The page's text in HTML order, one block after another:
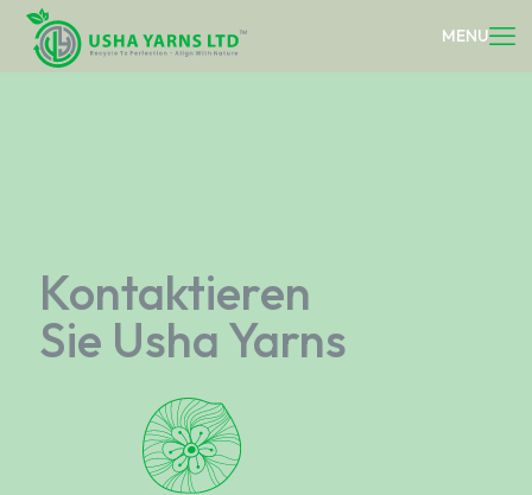
Kontaktieren
Sie Usha Yarns